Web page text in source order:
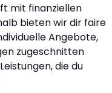
mit finanziellen
bieten wir dir faire
Angebote,
zugeschnitten
die du